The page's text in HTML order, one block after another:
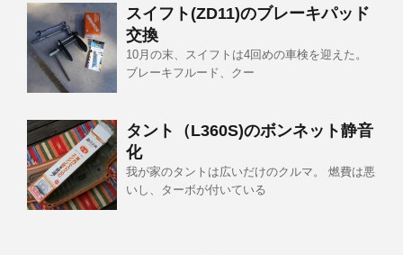
スイフト(ZD11)のブレーキパッド
交換
10月の末、スイフトは4回めの車検を迎えた。
ブレーキフルード、クー
タント（L360S)のボンネット静音
化
我が家のタントは広いだけのクルマ。 燃費は悪
いし、ターボが付いている